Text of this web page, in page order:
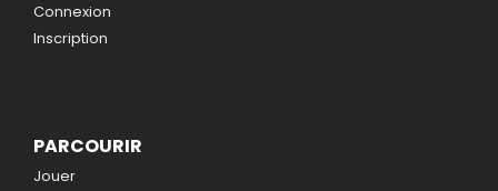
Connexion
Inscription
PARCOURIR
Jouer